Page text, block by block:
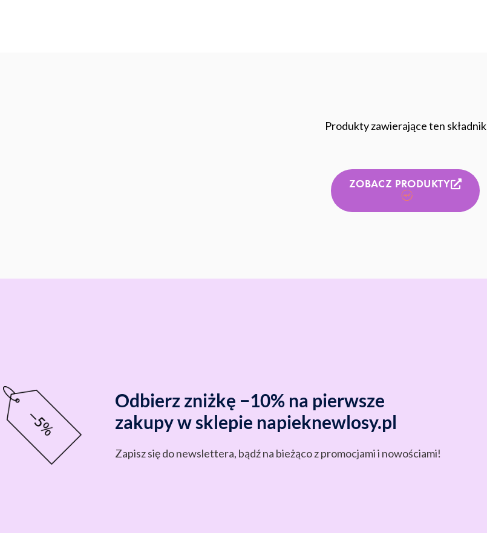
Produkty zawierające ten składnik
ZOBACZ PRODUKTY
Odbierz zniżkę −10% na pierwsze
zakupy w sklepie napieknewlosy.pl
Zapisz się do newslettera, bądź na bieżąco z promocjami i nowościami!